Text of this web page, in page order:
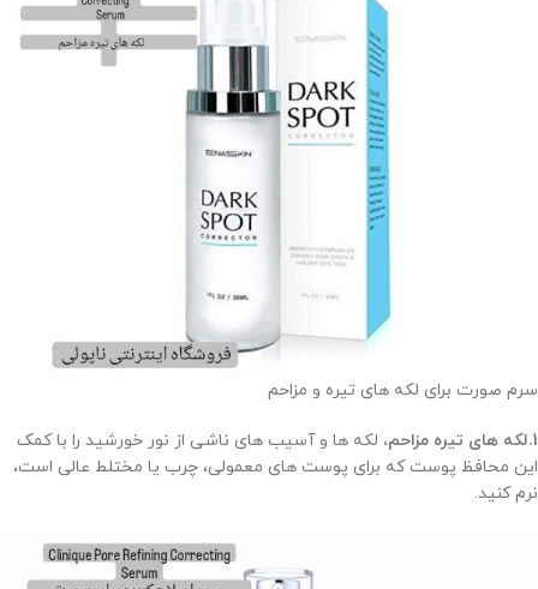
سرم صورت برای لکه های تیره و مزاحم
1.لکه های تیره مزاحم،
لکه ها و آسیب های ناشی از نور خورشید را با کمک
این محافظ پوست که برای پوست های معمولی، چرب یا مختلط عالی است،
نرم کنید.